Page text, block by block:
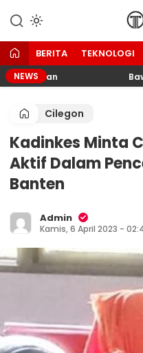
konten
Suara
BERITA TEKNOLOGI
NEWS Bawa
Cilegon
Kadinkes Minta
Aktif Dalam
Banten
Admin
Kamis, 6 April 2023 -